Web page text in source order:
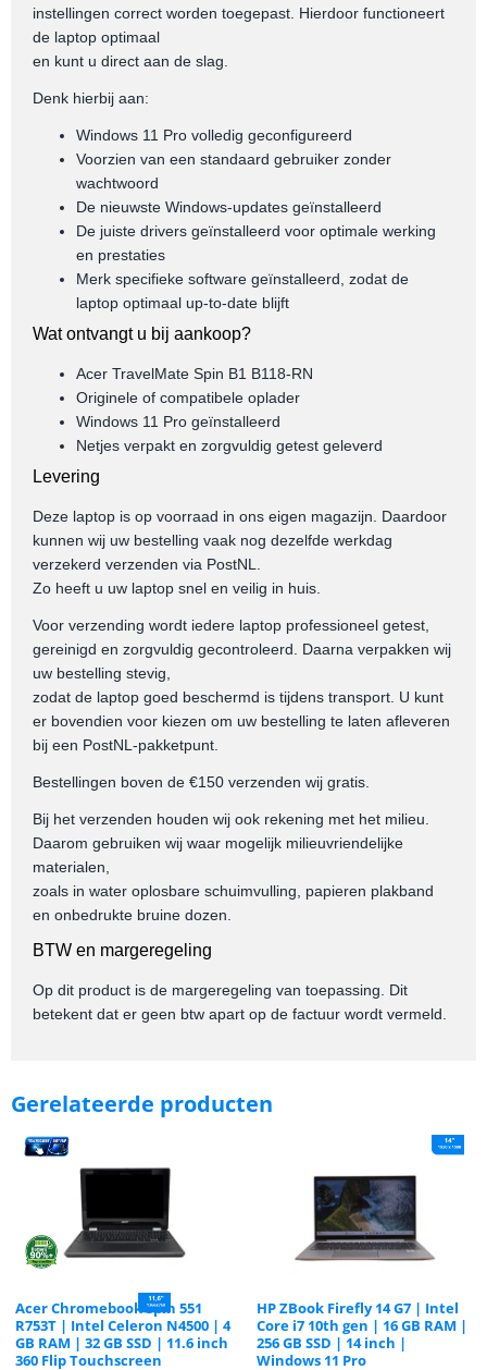
instellingen correct worden toegepast. Hierdoor functioneert
de laptop optimaal
en kunt u direct aan de slag.
Denk hierbij aan:
Windows 11 Pro volledig geconfigureerd
Voorzien van een standaard gebruiker zonder
wachtwoord
De nieuwste Windows-updates geïnstalleerd
De juiste drivers geïnstalleerd voor optimale werking
en prestaties
Merk specifieke software geïnstalleerd, zodat de
laptop optimaal up-to-date blijft
Wat ontvangt u bij aankoop?
Acer TravelMate Spin B1 B118-RN
Originele of compatibele oplader
Windows 11 Pro geïnstalleerd
Netjes verpakt en zorgvuldig getest geleverd
Levering
Deze laptop is op voorraad in ons eigen magazijn. Daardoor
kunnen wij uw bestelling vaak nog dezelfde werkdag
verzekerd verzenden via PostNL.
Zo heeft u uw laptop snel en veilig in huis.
Voor verzending wordt iedere laptop professioneel getest,
gereinigd en zorgvuldig gecontroleerd. Daarna verpakken wij
uw bestelling stevig,
zodat de laptop goed beschermd is tijdens transport. U kunt
er bovendien voor kiezen om uw bestelling te laten afleveren
bij een PostNL-pakketpunt.
Bestellingen boven de €150 verzenden wij gratis.
Bij het verzenden houden wij ook rekening met het milieu.
Daarom gebruiken wij waar mogelijk milieuvriendelijke
materialen,
zoals in water oplosbare schuimvulling, papieren plakband
en onbedrukte bruine dozen.
BTW en margeregeling
Op dit product is de margeregeling van toepassing. Dit
betekent dat er geen btw apart op de factuur wordt vermeld.
Gerelateerde producten
Acer Chromebook Spin 551
R753T | Intel Celeron N4500 | 4
GB RAM | 32 GB SSD | 11.6 inch
360 Flip Touchscreen
HP ZBook Firefly 14 G7 | Intel
Core i7 10th gen | 16 GB RAM |
256 GB SSD | 14 inch |
Windows 11 Pro